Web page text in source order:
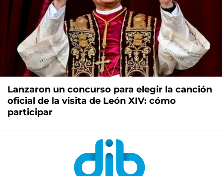
Lanzaron un concurso para elegir la canción
oficial de la visita de León XIV: cómo
participar